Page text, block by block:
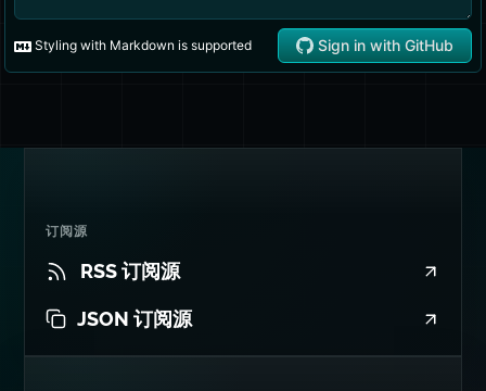
订阅源